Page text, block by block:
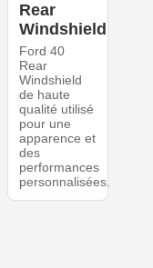
Rear
Windshield
Ford 40
Rear
Windshield
de haute
qualité utilisé
pour une
apparence et
des
performances
personnalisées.